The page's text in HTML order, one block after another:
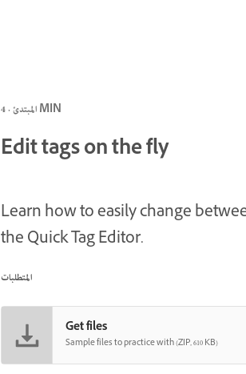
المبتدئ · 4 MIN
Edit tags on the fly
Learn how to easily change
the Quick Tag Editor.
المتطلبات
Get files
Sample files to practice with (ZIP, 610 KB)